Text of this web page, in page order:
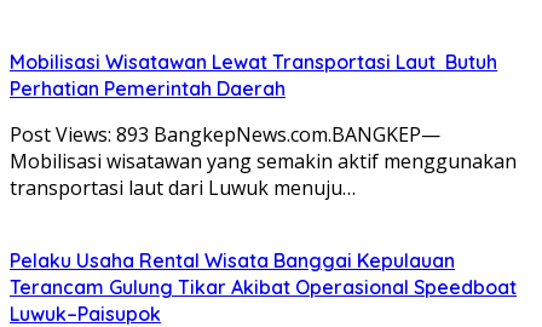
Mobilisasi Wisatawan Lewat Transportasi Laut Butuh
Perhatian Pemerintah Daerah
Post Views: 893 BangkepNews.com.BANGKEP—
Mobilisasi wisatawan yang semakin aktif menggunakan
transportasi laut dari Luwuk menuju…
Pelaku Usaha Rental Wisata Banggai Kepulauan
Terancam Gulung Tikar Akibat Operasional Speedboat
Luwuk–Paisupok